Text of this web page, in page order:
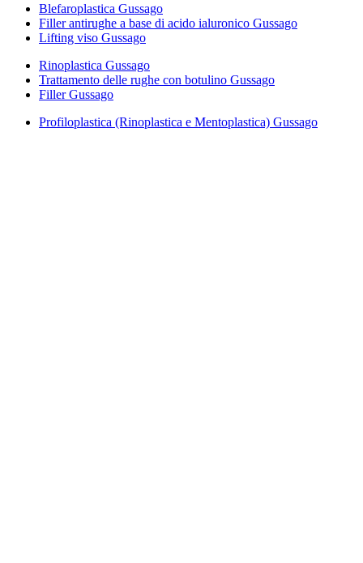
Blefaroplastica Gussago
Filler antirughe a base di acido ialuronico Gussago
Lifting viso Gussago
Rinoplastica Gussago
Trattamento delle rughe con botulino Gussago
Filler Gussago
Profiloplastica (Rinoplastica e Mentoplastica) Gussago